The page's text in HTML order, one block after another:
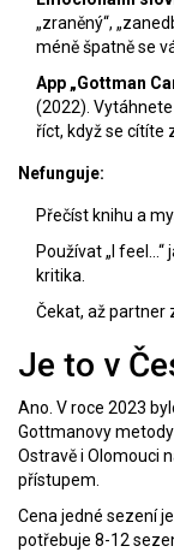
„zraněný“,
méně špatně se
App „Gottman
(2022).
říct, když se cítíte
Nefunguje:
Přečíst knihu a
Používat „I feel…“
kritika.
Čekat, až partner
Je to v
Ano. V roce 2023
Gottmanovy metody
Ostravě i Olomouci
přístupem.
Cena jedné sezení
potřebuje 8-12